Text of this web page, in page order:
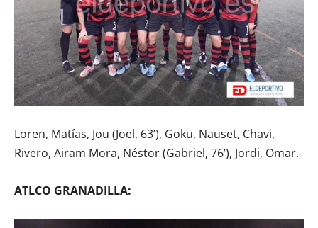
Loren, Matías, Jou (Joel, 63’), Goku, Nauset, Chavi,
Rivero, Airam Mora, Néstor (Gabriel, 76’), Jordi, Omar.
ATLCO GRANADILLA: